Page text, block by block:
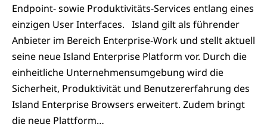
Endpoint- sowie Produktivitäts-Services entlang eines
einzigen User Interfaces. Island gilt als führender
Anbieter im Bereich Enterprise-Work und stellt aktuell
seine neue Island Enterprise Platform vor. Durch die
einheitliche Unternehmensumgebung wird die
Sicherheit, Produktivität und Benutzererfahrung des
Island Enterprise Browsers erweitert. Zudem bringt
die neue Plattform…